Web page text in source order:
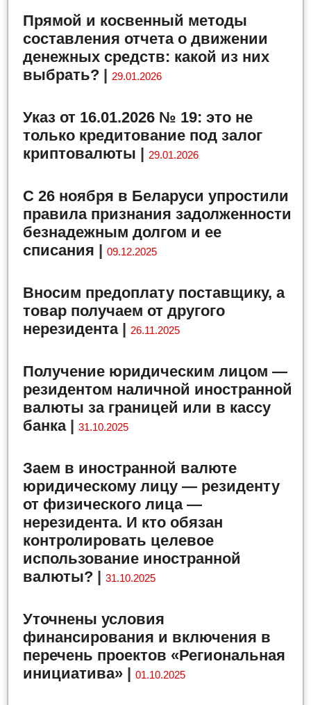
Прямой и косвенный методы
составления отчета о движении
денежных средств: какой из них
выбрать? |29.01.2026
Указ от 16.01.2026 № 19: это не
только кредитование под залог
криптовалюты |29.01.2026
С 26 ноября в Беларуси упростили
правила признания задолженности
безнадежным долгом и ее
списания |09.12.2025
Вносим предоплату поставщику, а
товар получаем от другого
нерезидента|26.11.2025
Получение юридическим лицом —
резидентом наличной иностранной
валюты за границей или в кассу
банка|31.10.2025
Заем в иностранной валюте
юридическому лицу — резиденту
от физического лица —
нерезидента. И кто обязан
контролировать целевое
использование иностранной
валюты? |31.10.2025
Уточнены условия
финансирования и включения в
перечень проектов «Региональная
инициатива» |01.10.2025